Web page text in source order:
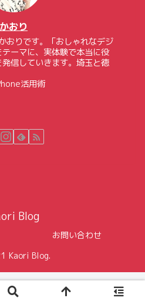
かおり
おりです。「おしゃれなデジ
ーマに、実体験で本当に役
信していきます。埼玉と徳
活用術
Blog
お問い合わせ
Kaori Blog.